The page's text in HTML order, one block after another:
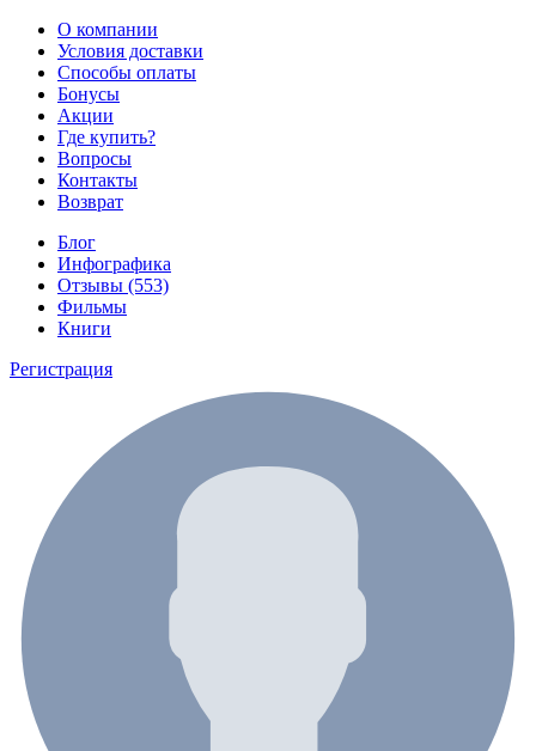
О компании
Условия доставки
Способы оплаты
Бонусы
Акции
Где купить?
Вопросы
Контакты
Возврат
Блог
Инфографика
Отзывы (553)
Фильмы
Книги
Регистрация